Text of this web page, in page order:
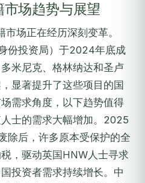
场趋势与展望
场正在经历深刻变革。
份投资局）于2024年底成
米尼克、格林纳达和圣卢
显著提升了这些项目的国
需求角度，以下趋势值得
士的需求大幅增加。2025
除后，许多原本受保护的全
，驱动英国HNW人士寻求
投资者需求持续增长。中